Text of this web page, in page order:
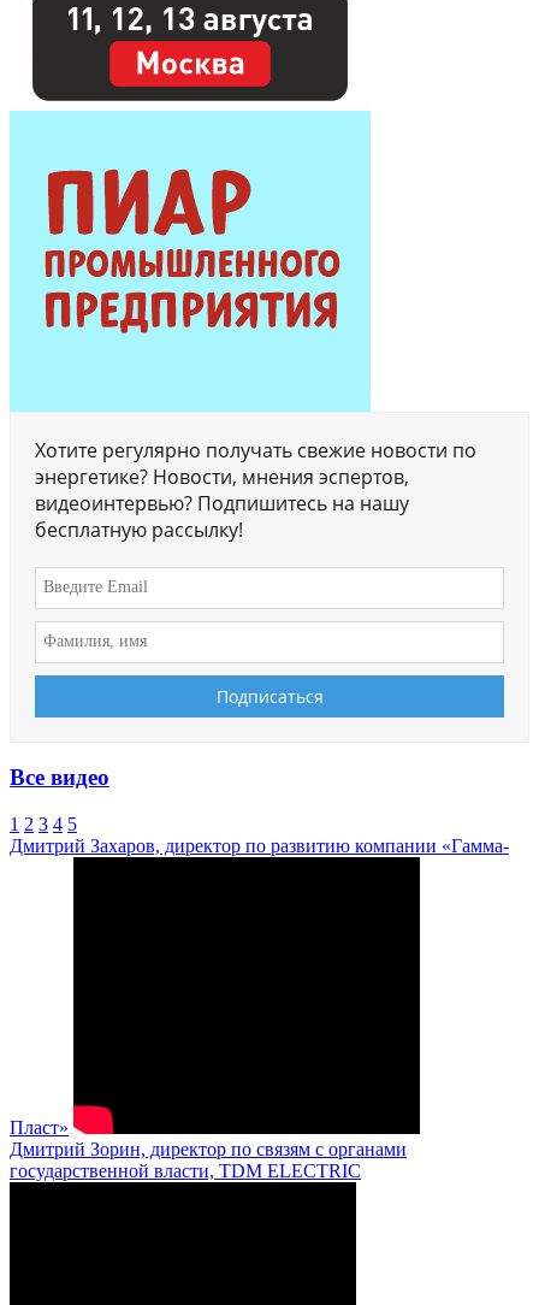
Хотите регулярно получать свежие новости по
энергетике? Новости, мнения эспертов,
видеоинтервью? Подпишитесь на нашу
бесплатную рассылку!
Все видео
1 2 3 4 5
Дмитрий Захаров, директор по развитию компании «Гамма-
Пласт»
Дмитрий Зорин, директор по связям с органами
государственной власти, TDM ELECTRIC